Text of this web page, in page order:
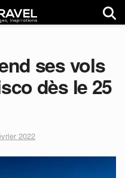
ses vols
dès le 25
2022